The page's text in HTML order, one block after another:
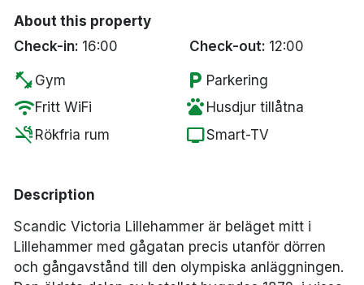
About this property
Check-in: 16:00 Check-out: 12:00
fitness_center Gym local_parking Parkering
wifiFritt WiFi pets Husdjur tillåtna
smoke_free Rökfria rum tvSmart-TV
Description
Scandic Victoria Lillehammer är beläget mitt i
Lillehammer med gågatan precis utanför dörren
och gångavstånd till den olympiska anläggningen.